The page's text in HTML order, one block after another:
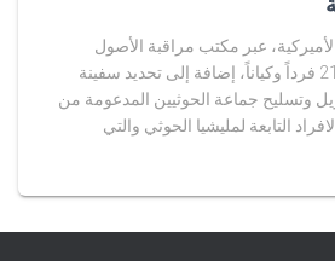
عبر مكتب مراقبة الأصول
الأجنبية، عقوبات على 21 فرداً وكياناً، إضافة إلى تحديد سفينة
وتسليح جماعة الحوثيين المدعومة من
التابعة لمليشيا الحوثي والتي